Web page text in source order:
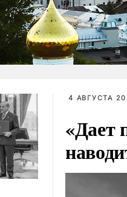
4 АВГУСТА
«Дает